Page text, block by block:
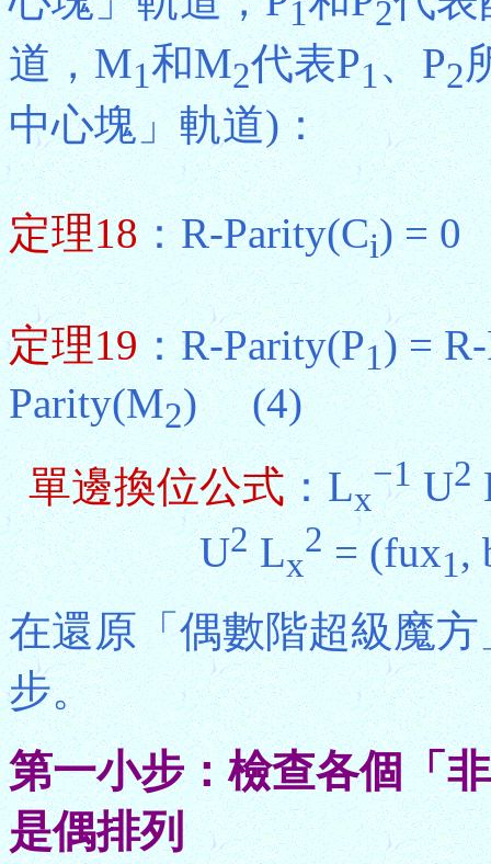
1 2
道，M1和M2代表P1、P2
中心塊」軌道)：
定理18：R-Parity(Ci) =
定理19：R-Parity(P1) =
Parity(M2) (4)
單邊換位公式：Lx
−1U2
U2Lx
2= (fux1,
在還原「偶數階超級魔
步。
第一小步：檢查各個「
是偶排列